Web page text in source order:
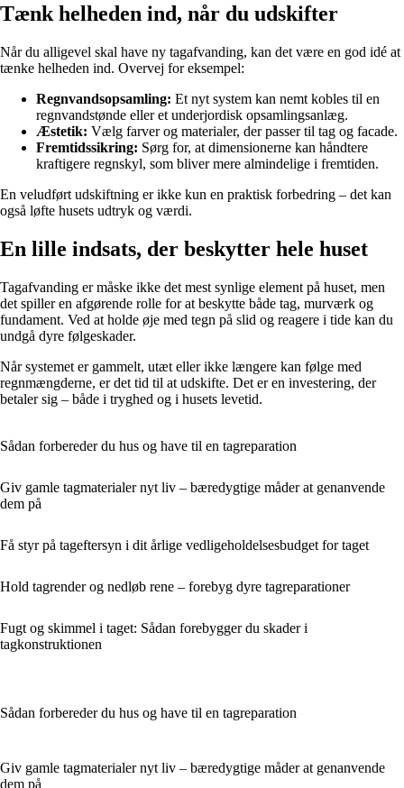
Tænk helheden ind, når du udskifter
Når du alligevel skal have ny tagafvanding, kan det være en god idé at
tænke helheden ind. Overvej for eksempel:
Regnvandsopsamling: Et nyt system kan nemt kobles til en
regnvandstønde eller et underjordisk opsamlingsanlæg.
Æstetik: Vælg farver og materialer, der passer til tag og facade.
Fremtidssikring: Sørg for, at dimensionerne kan håndtere
kraftigere regnskyl, som bliver mere almindelige i fremtiden.
En veludført udskiftning er ikke kun en praktisk forbedring – det kan
også løfte husets udtryk og værdi.
En lille indsats, der beskytter hele huset
Tagafvanding er måske ikke det mest synlige element på huset, men
det spiller en afgørende rolle for at beskytte både tag, murværk og
fundament. Ved at holde øje med tegn på slid og reagere i tide kan du
undgå dyre følgeskader.
Når systemet er gammelt, utæt eller ikke længere kan følge med
regnmængderne, er det tid til at udskifte. Det er en investering, der
betaler sig – både i tryghed og i husets levetid.
Sådan forbereder du hus og have til en tagreparation
Giv gamle tagmaterialer nyt liv – bæredygtige måder at genanvende
dem på
Få styr på tageftersyn i dit årlige vedligeholdelsesbudget for taget
Hold tagrender og nedløb rene – forebyg dyre tagreparationer
Fugt og skimmel i taget: Sådan forebygger du skader i
tagkonstruktionen
Sådan forbereder du hus og have til en tagreparation
Giv gamle tagmaterialer nyt liv – bæredygtige måder at genanvende
dem på